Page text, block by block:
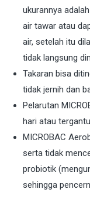
ukurannya
air tawar atau
air, setelah itu
tidak langsung
Takaran bisa
tidak jernih dan
Pelarutan
hari atau
MICROBAC
serta tidak
probiotik
sehingga